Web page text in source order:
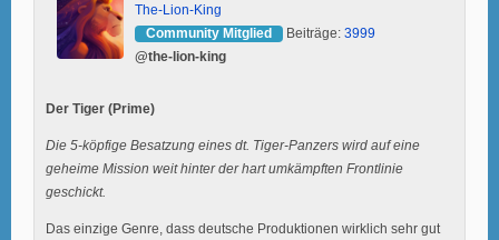
The-Lion-King
Community Mitglied
Beiträge: 3999
@the-lion-king
Der Tiger (Prime)
Die 5-köpfige Besatzung eines dt. Tiger-Panzers wird auf eine
geheime Mission weit hinter der hart umkämpften Frontlinie
geschickt.
Das einzige Genre, dass deutsche Produktionen wirklich sehr gut